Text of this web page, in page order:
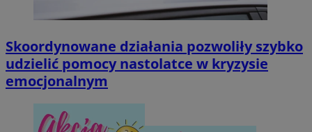
Skoordynowane działania pozwoliły szybko
udzielić pomocy nastolatce w kryzysie
emocjonalnym